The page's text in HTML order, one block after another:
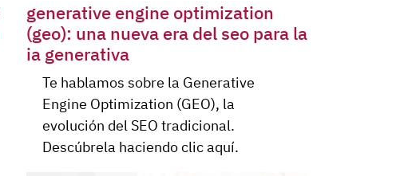
generative engine optimization
(geo): una nueva era del seo para la
ia generativa
Te hablamos sobre la Generative
Engine Optimization (GEO), la
evolución del SEO tradicional.
Descúbrela haciendo clic aquí.